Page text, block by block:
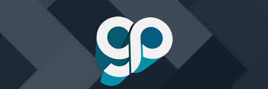
Categories
Najpopularniejsze
Gry zręcznościowe